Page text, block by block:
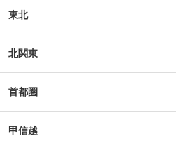
東北
北関東
首都圏
甲信越